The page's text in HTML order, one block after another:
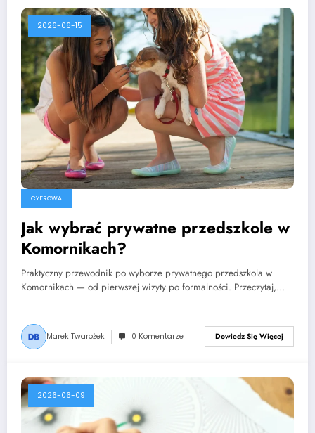
2026-06-15
CYFROWA
Jak wybrać prywatne przedszkole w
Komornikach?
Praktyczny przewodnik po wyborze prywatnego przedszkola w
Komornikach — od pierwszej wizyty po formalności. Przeczytaj,…
Marek Twarożek 0 Komentarze Dowiedz Się Więcej
2026-06-09